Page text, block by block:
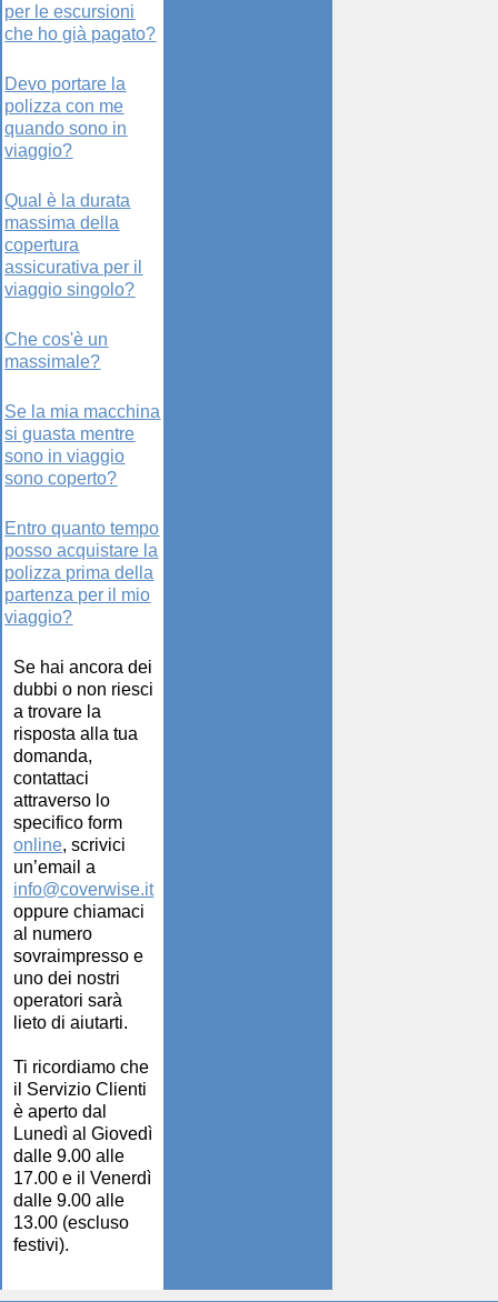
per le escursioni
che ho già pagato?
Devo portare la
polizza con me
quando sono in
viaggio?
Qual è la durata
massima della
copertura
assicurativa per il
viaggio singolo?
Che cos'è un
massimale?
Se la mia macchina
si guasta mentre
sono in viaggio
sono coperto?
Entro quanto tempo
posso acquistare la
polizza prima della
partenza per il mio
viaggio?
Se hai ancora dei
dubbi o non riesci
a trovare la
risposta alla tua
domanda,
contattaci
attraverso lo
specifico form
online, scrivici
un’email a
info@coverwise.it
oppure chiamaci
al numero
sovraimpresso e
uno dei nostri
operatori sarà
lieto di aiutarti.
Ti ricordiamo che
il Servizio Clienti
è aperto dal
Lunedì al Giovedì
dalle 9.00 alle
17.00 e il Venerdì
dalle 9.00 alle
13.00 (escluso
festivi).